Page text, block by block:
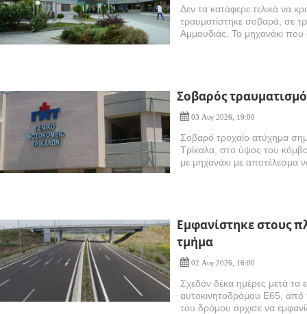
Δεν τα κατάφερε τελικά να
τραυματίστηκε σοβαρά, σε
Αμμουδιάς. To μηχανάκι
Σοβαρός
03 Αυγ 2026, 19:00
Σοβαρό τροχαίο ατύχημα
Τρίκαλα, στο ύψος του
με μηχανάκι με αποτέλεσμα
Εμφανίστηκε στους
τμήμα
02 Αυγ 2026, 16:00
Σχεδόν δέκα ημέρες μετά τα
αυτοκινητοδρόμου Ε65,
του δρόμου άρχισε να